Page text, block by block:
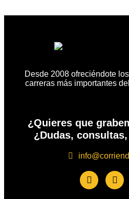
Desde 2008 ofreciéndote
carreras más importantes
¿Quieres que
¿Dudas,